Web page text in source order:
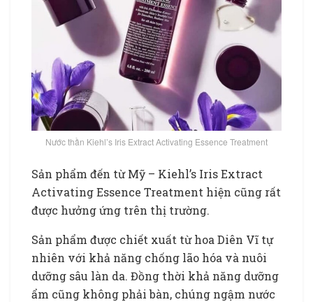
Nước thần Kiehl’s Iris Extract Activating Essence Treatment
Sản phẩm đến từ Mỹ – Kiehl’s Iris Extract
Activating Essence Treatment hiện cũng rất
được hưởng ứng trên thị trường.
Sản phẩm được chiết xuất từ hoa Diên Vĩ tự
nhiên với khả năng chống lão hóa và nuôi
dưỡng sâu làn da. Đồng thời khả năng dưỡng
ẩm cũng không phải bàn, chúng ngậm nước